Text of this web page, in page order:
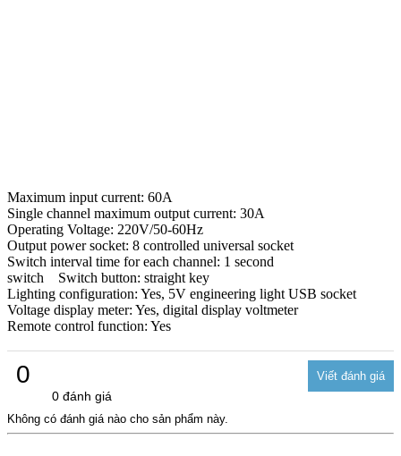
Maximum input current: 60A
Single channel maximum output current: 30A
Operating Voltage: 220V/50-60Hz
Output power socket: 8 controlled universal socket
Switch interval time for each channel: 1 second
switch Switch button: straight key
Lighting configuration: Yes, 5V engineering light USB socket
Voltage display meter: Yes, digital display voltmeter
Remote control function: Yes
0
0 đánh giá
Không có đánh giá nào cho sản phẩm này.